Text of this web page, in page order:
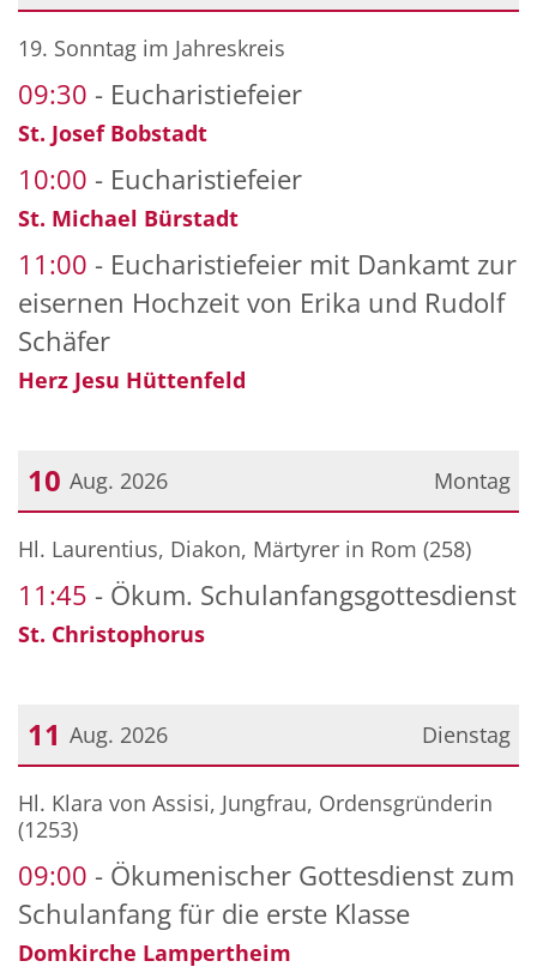
Datum: 9. August 2026
19. Sonntag im Jahreskreis
09:30 Eucharistiefeier
St. Josef Bobstadt
10:00 Eucharistiefeier
St. Michael Bürstadt
11:00
Eucharistiefeier mit Dankamt zur
eisernen Hochzeit von Erika und Rudolf
Schäfer
Herz Jesu Hüttenfeld
Montag
10 Aug. 2026
Datum: 10. August 2026
Hl. Laurentius, Diakon, Märtyrer in Rom (258)
11:45 Ökum. Schulanfangsgottesdienst
St. Christophorus
Dienstag
11 Aug. 2026
Datum: 11. August 2026
Hl. Klara von Assisi, Jungfrau, Ordensgründerin
(1253)
09:00
Ökumenischer Gottesdienst zum
Schulanfang für die erste Klasse
Domkirche Lampertheim